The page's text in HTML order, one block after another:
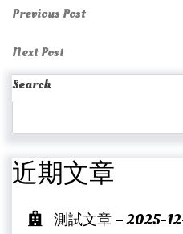
Post
navigation
Previous
Previous Post
Next
Post
Next Post
Search
近期文章
測試文章 – 2025-